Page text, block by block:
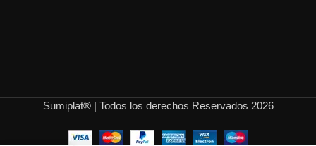
Sumiplat® | Todos los derechos Reservados 2026